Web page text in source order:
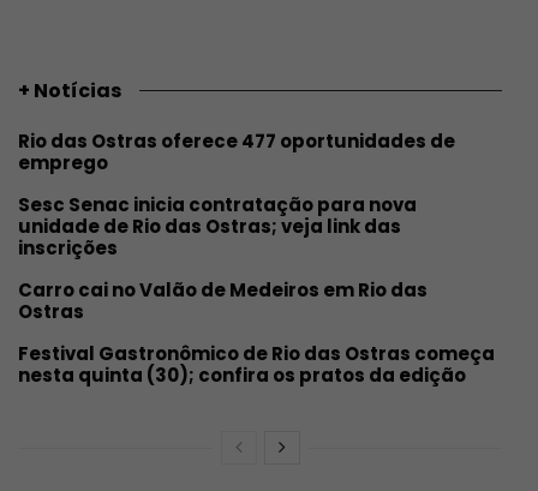
+ Notícias
Rio das Ostras oferece 477 oportunidades de
emprego
Sesc Senac inicia contratação para nova
unidade de Rio das Ostras; veja link das
inscrições
Carro cai no Valão de Medeiros em Rio das
Ostras
Festival Gastronômico de Rio das Ostras começa
nesta quinta (30); confira os pratos da edição